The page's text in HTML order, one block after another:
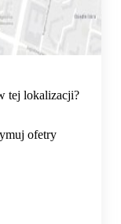
tej lokalizacji?
ofetry